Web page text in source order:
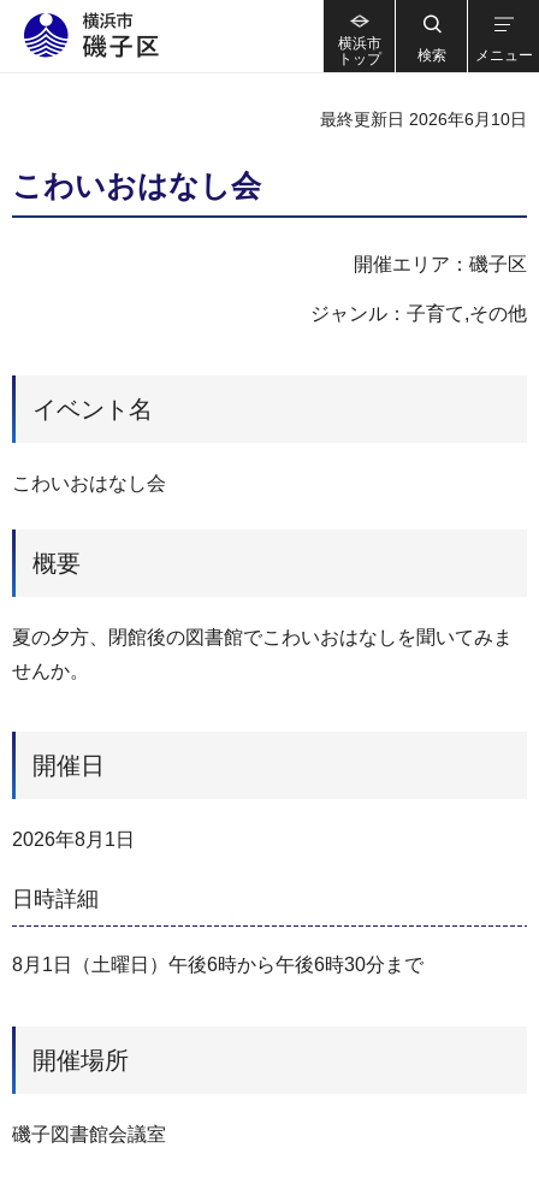
横浜市
トップ
検索 メニュー
最終更新日 2026年6月10日
こわいおはなし会
開催エリア：磯子区
ジャンル：子育て,その他
イベント名
こわいおはなし会
概要
夏の夕方、閉館後の図書館でこわいおはなしを聞いてみま
せんか。
開催日
2026年8月1日
日時詳細
8月1日（土曜日）午後6時から午後6時30分まで
開催場所
磯子図書館会議室